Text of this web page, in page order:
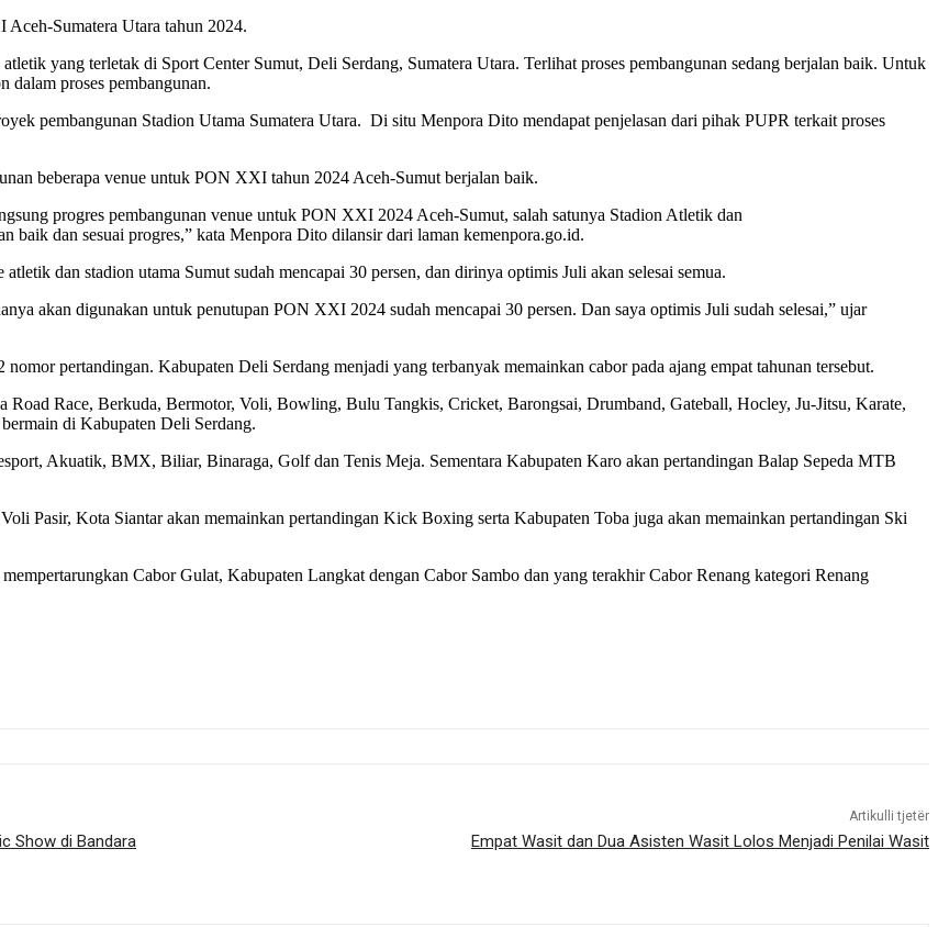
Sumatera Utara tahun 2024.
yang terletak di Sport Center Sumut, Deli Serdang, Sumatera Utara. Terlihat proses pembangunan sedang berjalan baik. Untuk
dalam proses pembangunan.
pembangunan Stadion Utama Sumatera Utara. Di situ Menpora Dito mendapat penjelasan dari pihak PUPR terkait proses
beberapa venue untuk PON XXI tahun 2024 Aceh-Sumut berjalan baik.
progres pembangunan venue untuk PON XXI 2024 Aceh-Sumut, salah satunya Stadion Atletik dan
baik dan sesuai progres,” kata Menpora Dito dilansir dari laman kemenpora.go.id.
dan stadion utama Sumut sudah mencapai 30 persen, dan dirinya optimis Juli akan selesai semua.
akan digunakan untuk penutupan PON XXI 2024 sudah mencapai 30 persen. Dan saya optimis Juli sudah selesai,” ujar
pertandingan. Kabupaten Deli Serdang menjadi yang terbanyak memainkan cabor pada ajang empat tahunan tersebut.
Race, Berkuda, Bermotor, Voli, Bowling, Bulu Tangkis, Cricket, Barongsai, Drumband, Gateball, Hocley, Ju-Jitsu, Karate,
di Kabupaten Deli Serdang.
Akuatik, BMX, Biliar, Binaraga, Golf dan Tenis Meja. Sementara Kabupaten Karo akan pertandingan Balap Sepeda MTB
Pasir, Kota Siantar akan memainkan pertandingan Kick Boxing serta Kabupaten Toba juga akan memainkan pertandingan Ski
Cabor Gulat, Kabupaten Langkat dengan Cabor Sambo dan yang terakhir Cabor Renang kategori Renang
Show di Bandara
Artikulli tjetër
Empat Wasit dan Dua Asisten Wasit Lolos Menjadi Penilai Wasit